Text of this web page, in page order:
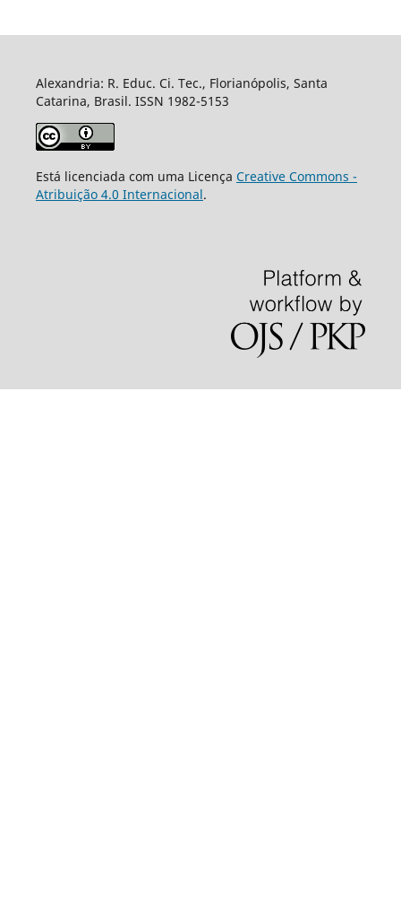
Alexandria: R. Educ. Ci. Tec., Florianópolis, Santa
Catarina, Brasil. ISSN 1982-5153
Está licenciada com uma Licença Creative Commons -
Atribuição 4.0 Internacional.